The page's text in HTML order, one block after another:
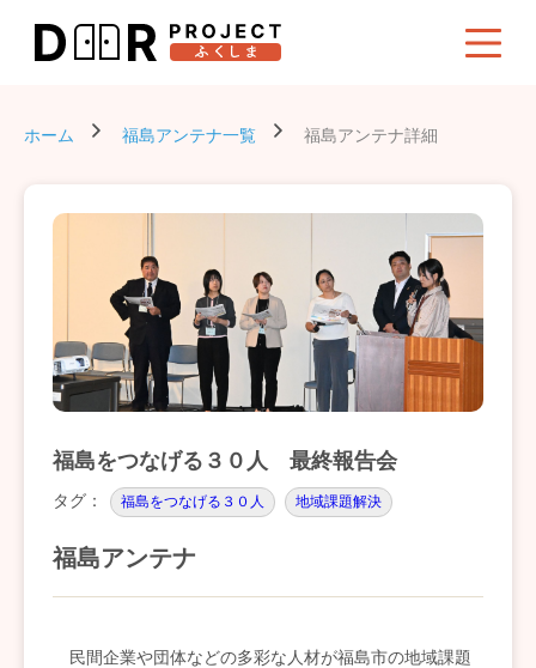
ホーム 福島アンテナ一覧 福島アンテナ詳細
福島をつなげる３０人 最終報告会
タグ： 福島をつなげる３０人 地域課題解決
福島アンテナ
民間企業や団体などの多彩な人材が福島市の地域課題